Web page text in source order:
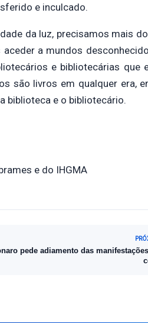
e inculcado.
da luz, precisamos mais
a mundos
e bibliotecárias que
são livros em qualquer era,
biblioteca e o bibliotecário.
e do IHGMA
pede adiamento das